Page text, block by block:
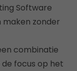
Software
zonder
combinatie
focus op het